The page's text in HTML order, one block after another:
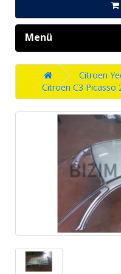
Menü
Citroen
Citroen C3 Picasso